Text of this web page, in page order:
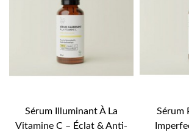
Sérum Illuminant À La
Vitamine C – Éclat & Anti-
Sérum